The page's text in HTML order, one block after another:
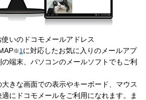
いのドコモメールアドレス
※1 に対応したお気に入りのメールアプ
端末、パソコンのメールソフトでもご利
きな画面での表示やキーボード、マウス
にドコモメールをご利用になれます。ま